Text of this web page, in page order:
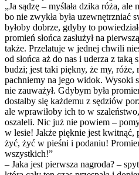
„Ja sądzę – myślała dzika róża, ale
bo nie zwykła była uzewnętrzniać
byłoby dobrze, gdyby to
promień słońca zasłużył na
także. Przelatuje w jednej chwili
od słońca aż do nas i uderza z taką
budzi; jest taki piękny, że my, róże,
pachniemy na jego widok. Wysoki
nie zauważył. Gdybym była
dostałby się każdemu z sędziów
ale wprawiłoby ich to w
oszaleli. Nic już nie powiem –
w lesie! Jakże pięknie jest kwitnąć,
żyć, żyć w pieśni i podaniu!
wszystkich!”
– Jaka jest pierwsza nagroda? –